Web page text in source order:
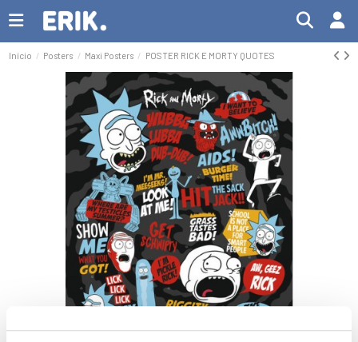
Início Posters Maxi Posters POSTER RICK E MORTY QUOTES